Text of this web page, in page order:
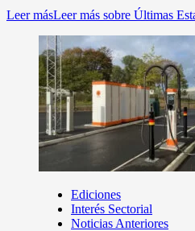
Leer másLeer más sobre Últimas
Ediciones
Interés Sectorial
Noticias Anteriores